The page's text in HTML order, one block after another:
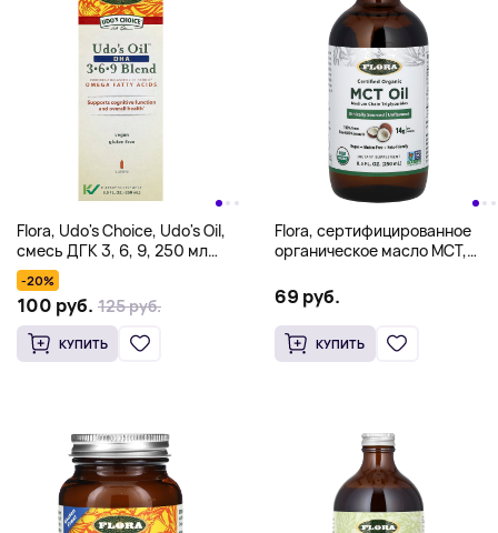
Flora, Udo's Choice, Udo's Oil,
смесь ДГК 3, 6, 9, 250 мл
(8,5 жидк. унции)
-20%
100 руб. 125 руб.
КУПИТЬ
Flora, сертифицированное
органическое масло MCT,
69 руб.
КУПИТЬ